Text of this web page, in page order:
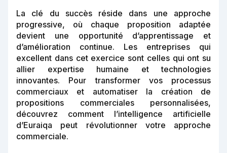
La clé du succès réside dans une approche
progressive, où chaque proposition adaptée
devient une opportunité d’apprentissage et
d’amélioration continue. Les entreprises qui
excellent dans cet exercice sont celles qui ont su
allier expertise humaine et technologies
innovantes. Pour transformer vos processus
commerciaux et automatiser la création de
propositions commerciales personnalisées,
découvrez comment l’intelligence artificielle
d’Euraiqa peut révolutionner votre approche
commerciale.